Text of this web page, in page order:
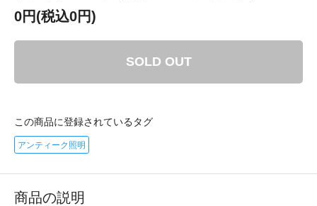
0円(税込0円)
SOLD OUT
この商品に登録されているタグ
アンティーク照明
商品の説明